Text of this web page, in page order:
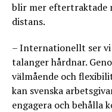
blir mer eftertraktade
distans.
– Internationellt ser
talanger hårdnar.
välmående och
kan svenska
engagera och behålla